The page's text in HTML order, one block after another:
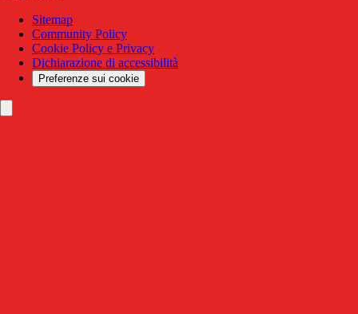
Sitemap
Community Policy
Cookie Policy e Privacy
Dichiarazione di accessibilità
Preferenze sui cookie